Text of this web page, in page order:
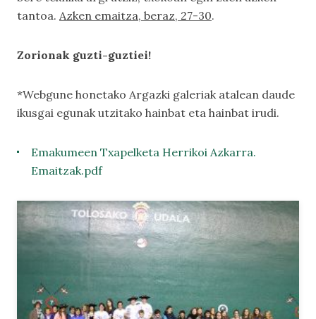
tantoa. Azken emaitza, beraz, 27-30.
Zorionak guzti-guztiei!
*Webgune honetako Argazki galeriakatalean daude
ikusgai egunak utzitako hainbat eta hainbat irudi.
Emakumeen Txapelketa Herrikoi Azkarra.
Emaitzak.pdf